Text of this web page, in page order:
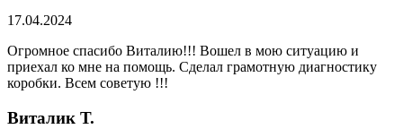
17.04.2024
Огромное спасибо Виталию!!! Вошел в мою ситуацию и
приехал ко мне на помощь. Сделал грамотную диагностику
коробки. Всем советую !!!
Виталик Т.